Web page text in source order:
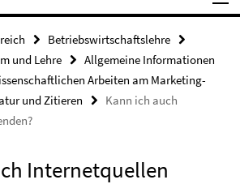
Betriebswirtschaftslehre
und Lehre
Allgemeine Informationen
Arbeiten am Marketing-
und Zitieren
Kann ich auch
Internetquellen